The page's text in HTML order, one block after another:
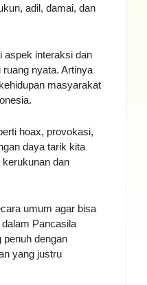
adil, damai, dan
aspek interaksi dan
nyata. Artinya
masyarakat
hoax, provokasi,
daya tarik kita
kerukunan dan
umum agar bisa
Pancasila
penuh dengan
yang justru